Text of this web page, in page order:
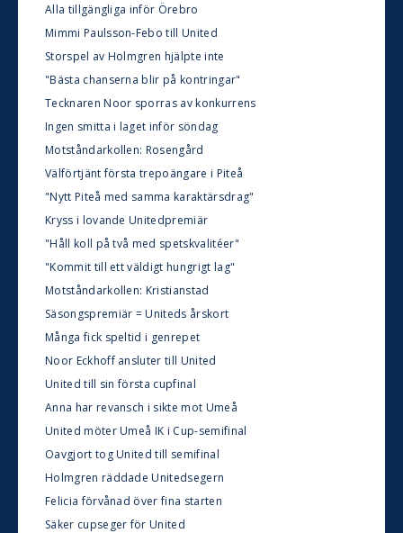
Alla tillgängliga inför Örebro
Mimmi Paulsson-Febo till United
Storspel av Holmgren hjälpte inte
"Bästa chanserna blir på kontringar"
Tecknaren Noor sporras av konkurrens
Ingen smitta i laget inför söndag
Motståndarkollen: Rosengård
Välförtjänt första trepoängare i Piteå
"Nytt Piteå med samma karaktärsdrag"
Kryss i lovande Unitedpremiär
"Håll koll på två med spetskvalitéer"
"Kommit till ett väldigt hungrigt lag"
Motståndarkollen: Kristianstad
Säsongspremiär = Uniteds årskort
Många fick speltid i genrepet
Noor Eckhoff ansluter till United
United till sin första cupfinal
Anna har revansch i sikte mot Umeå
United möter Umeå IK i Cup-semifinal
Oavgjort tog United till semifinal
Holmgren räddade Unitedsegern
Felicia förvånad över fina starten
Säker cupseger för United